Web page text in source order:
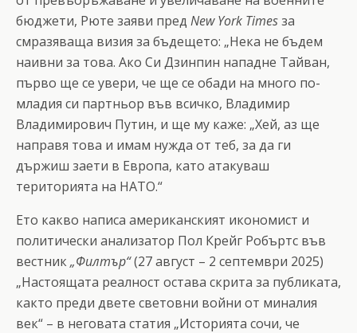
бюджети, Рюте заяви пред New York Timesза
смразяваща визия за бъдещето: „Нека не бъдем
наивни за това. Ако Си Дзинпин нападне Тайван,
първо ще се увери, че ще се обади на много по-
младия си партньор във всичко, Владимир
Владимирович Путин, и ще му каже: „Хей, аз ще
направя това и имам нужда от теб, за да ги
държиш заети в Европа, като атакуваш
територията на НАТО.“
Ето какво написа амeриканският икономист и
политически анализатор Пол Крейг Робъртс във
вестник„Филтър“(27 август – 2 септември 2025)
„Настоящата реалност остава скрита за публиката,
както преди двете световни войни от миналия
век“ – в неговата статия „Историята сочи, че